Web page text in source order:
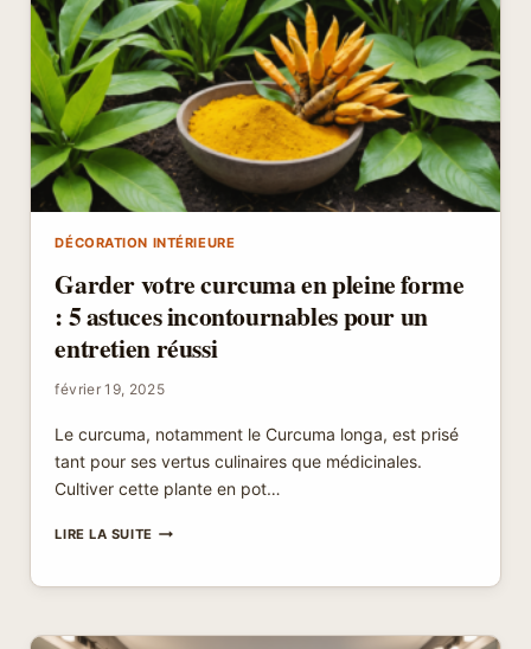
À
ADOPTER
DÉCORATION INTÉRIEURE
Garder votre curcuma en pleine forme
: 5 astuces incontournables pour un
entretien réussi
février 19, 2025
Le curcuma, notamment le Curcuma longa, est prisé
tant pour ses vertus culinaires que médicinales.
Cultiver cette plante en pot…
LIRE LA SUITEGARDER
EN
FORME